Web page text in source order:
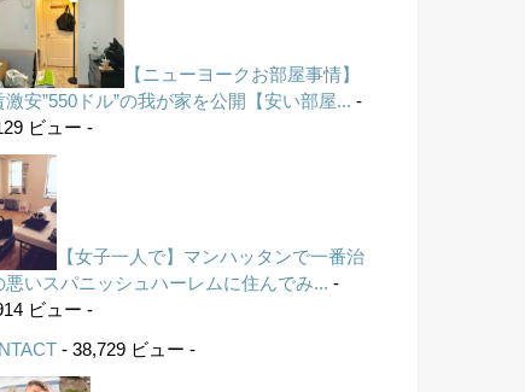
【ニューヨークお部屋事情】
激安”550ドル”の我が家を公開【安い部屋... -
ビュー -
【女子一人で】マンハッタンで一番治
悪いスパニッシュハーレムに住んでみ... -
ビュー -
- 38,729 ビュー -